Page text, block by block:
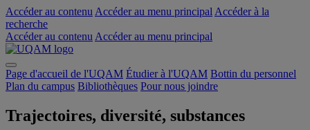
Accéder au contenu Accéder au menu principal Accéder à la
recherche
Accéder au contenu Accéder au menu principal
Page d'accueil de l'UQAM Étudier à l'UQAM Bottin du personnel
Plan du campus Bibliothèques Pour nous joindre
Trajectoires, diversité, substances